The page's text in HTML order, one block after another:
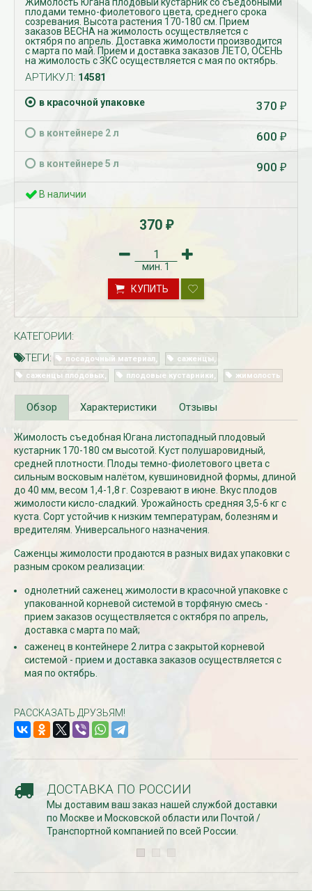
Рассада Незабудка
контейнере p9
340₽
340₽
СКИДКИ 15 % НА ДУГИ, ЗАБОРЫ,
ШПАЛЕРЫ И ДР.
Дата: 11.03.2024
Скидки 15% !!! При заказе
16 марта по 31 марта 2024...
ЧИТАТЬ ДАЛЕЕ →
БЕСПЛАТНАЯ
В первый день весны
плодами темно-фиолетового цвета, среднего срока
созревания. Высота растения 170-180 см. Прием
заказов ВЕСНА на жимолость осуществляется с
октября по апрель. Доставка жимолости производится
с марта по май. Прием и доставка заказов ЛЕТО, ОСЕНЬ
на жимолость с ЗКС осуществляется с мая по октябрь.
АРТИКУЛ: 14581
в красочной упаковке 370 ₽
в контейнере 2 л 600 ₽
в контейнере 5 л 900 ₽
В наличии
370 ₽
мин. 1
КУПИТЬ
КАТЕГОРИИ:
ТЕГИ:
посадочный материал
саженцы
саженцы плодовых
плодовые кустарники жимолость
Обзор Характеристики Отзывы
Жимолость съедобная Югана листопадный плодовый
кустарник 170-180 см высотой. Куст полушаровидный,
средней плотности. Плоды темно-фиолетового цвета с
сильным восковым налётом, кувшиновидной формы, длиной
до 40 мм, весом 1,4-1,8 г. Созревают в июне. Вкус плодов
жимолости кисло-сладкий. Урожайность средняя 3,5-6 кг с
куста. Сорт устойчив к низким температурам, болезням и
вредителям. Универсального назначения.
Саженцы жимолости продаются в разных видах упаковки с
разным сроком реализации:
однолетний саженец жимолости в красочной упаковке с
упакованной корневой системой в торфяную смесь -
прием заказов осуществляется с октября по апрель,
доставка с марта по май;
саженец в контейнере 2 литра с закрытой корневой
системой - прием и доставка заказов осуществляется с
мая по октябрь.
РАССКАЗАТЬ ДРУЗЬЯМ!
ДОСТАВКА ПО РОССИИ
Мы доставим ваш заказ нашей службой доставки
по Москве и Московской области или Почтой /
Транспортной компанией по всей России.